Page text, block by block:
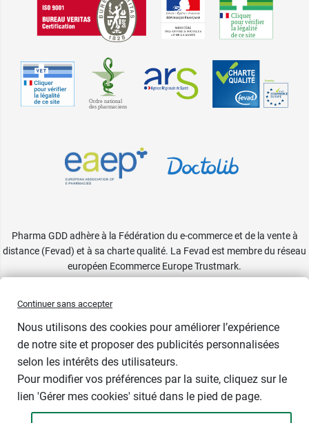
Pharma GDD adhère à la Fédération du e-commerce et de la vente à
distance (Fevad) et à sa charte qualité. La Fevad est membre du réseau
européen Ecommerce Europe Trustmark.
Continuer sans accepter
Nous utilisons des cookies pour améliorer l’expérience
de notre site et proposer des publicités personnalisées
selon les intérêts des utilisateurs.
Pour modifier vos préférences par la suite, cliquez sur le
lien 'Gérer mes cookies' situé dans le pied de page.